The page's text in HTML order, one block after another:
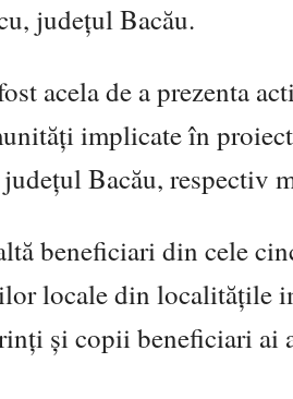
județul Bacău.
acela de a prezenta
implicate în
Bacău, respectiv
beneficiari din cele
locale din localitățile
și copii beneficiari ai